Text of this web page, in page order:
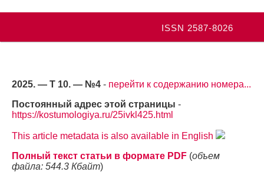
ISSN 2587-8026
2025. — Т 10. — №4 - перейти к содержанию номера...
Постоянный адрес этой страницы -
https://kostumologiya.ru/25ivkl425.html
This article metadata is also available in English
Полный текст статьи в формате PDF (объем
файла: 544.3 Кбайт)